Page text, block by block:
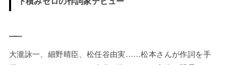
——
大瀧詠一、細野晴臣、松任谷由実……松本さんが作詞を手